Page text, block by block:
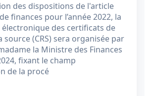
des dispositions de l'article
finances pour l’année 2022, la
des certificats de
source (CRS) sera organisée par
la Ministre des Finances
fixant le champ
de la procé